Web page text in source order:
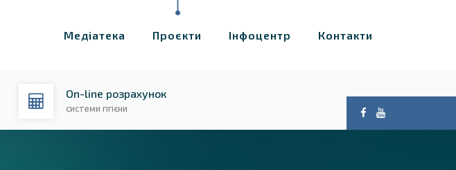
Медіатека Проєкти Інфоцентр Контакти
On-line розрахунок
системи гігієни